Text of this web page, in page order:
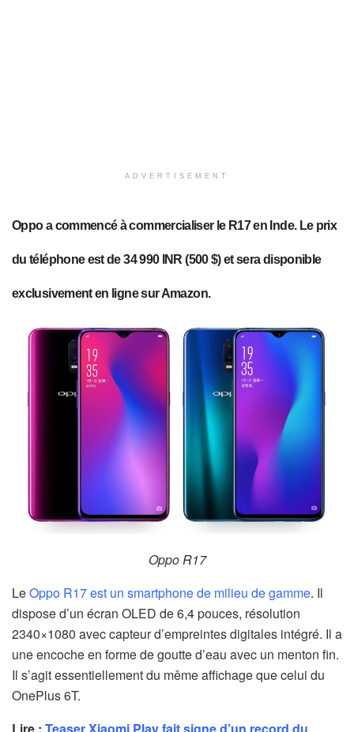
ADVERTISEMENT
Oppo a commencé à commercialiser le R17 en Inde. Le prix
du téléphone est de 34 990 INR (500 $) et sera disponible
exclusivement en ligne sur Amazon.
Oppo R17
LeOppo R17 est un smartphone de milieu de gamme. Il
dispose d’un écran OLED de 6,4 pouces, résolution
2340×1080 avec capteur d’empreintes digitales intégré. Il a
une encoche en forme de goutte d’eau avec un menton fin.
Il s’agit essentiellement du même affichage que celui du
OnePlus 6T.